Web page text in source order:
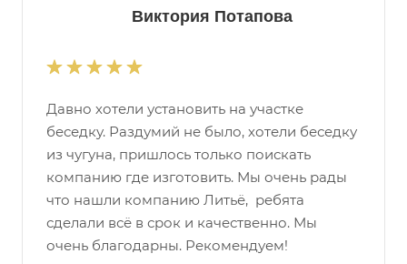
Виктория Потапова
Давно хотели установить на участке
беседку. Раздумий не было, хотели беседку
из чугуна, пришлось только поискать
компанию где изготовить. Мы очень рады
что нашли компанию Литьё, ребята
сделали всё в срок и качественно. Мы
очень благодарны. Рекомендуем!